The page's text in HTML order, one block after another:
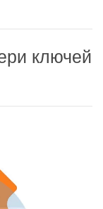
ключей